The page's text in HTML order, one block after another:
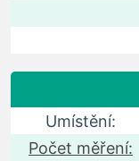
Umístění:
Počet měření: